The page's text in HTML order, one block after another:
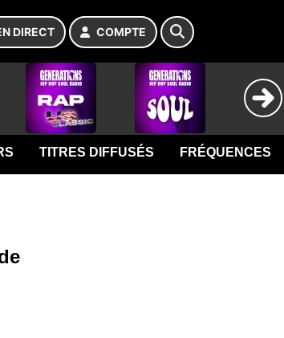
DIRECT COMPTE
TITRES DIFFUSÉS FRÉQUENCES